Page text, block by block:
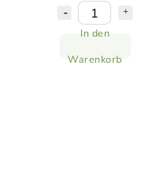
In den
Warenkorb